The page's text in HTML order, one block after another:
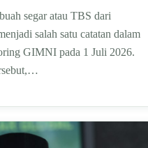
segar atau TBS dari
salah satu catatan dalam
GIMNI pada 1 Juli 2026.